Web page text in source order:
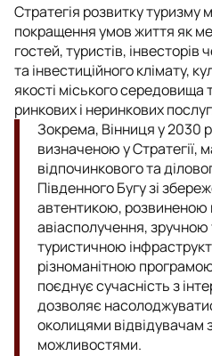
Стратегія розвитку туризму
покращення умов життя як
гостей, туристів, інвесторів
та інвестиційного клімату,
якості міського
ринкових і неринкових
Зокрема, Вінниця у 2030
визначеною у Стратегії,
відпочинкового та
Південного Бугу зі
автентикою,
авіасполучення,
туристичною
різноманітною
поєднує сучасність з
дозволяє
околицями відвідувачам
можливостями.